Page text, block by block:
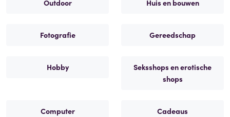
Outdoor Huis en bouwen
Fotografie Gereedschap
Hobby
Seksshops en erotische
shops
Computer Cadeaus